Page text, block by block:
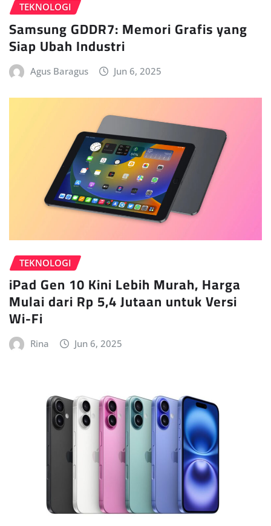
TEKNOLOGI
Samsung GDDR7: Memori Grafis yang
Siap Ubah Industri
Agus Baragus Jun 6, 2025
TEKNOLOGI
iPad Gen 10 Kini Lebih Murah, Harga
Mulai dari Rp 5,4 Jutaan untuk Versi
Wi-Fi
Rina Jun 6, 2025